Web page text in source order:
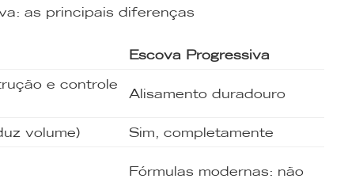
as principais diferenças
Escova Progressiva
e controle
Alisamento duradouro
volume)
Sim, completamente
Fórmulas modernas: não